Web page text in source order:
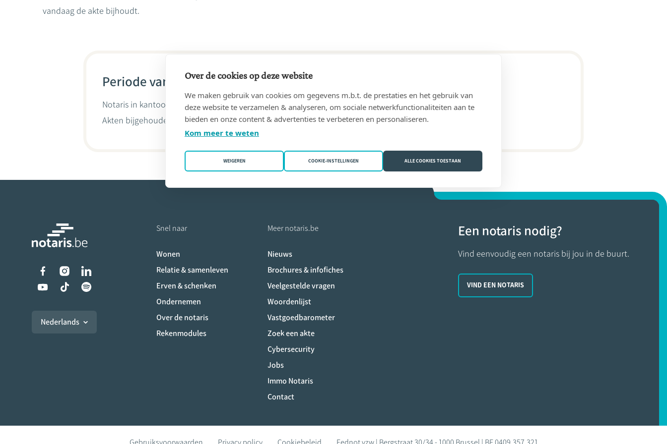
vandaag de akte bijhoudt.
Periode van 16/10/2023 tot heden
Notaris in kantoor Notaris Stephanie De Buysere (2610 Antwerpen (Wilrijk))
Akten bijgehouden doorStephanie De Buysere
Liens vers les réseaux sociaux
Nederlands
Snel naar
Wonen
Relatie & samenleven
Erven & schenken
Ondernemen
Over de notaris
Rekenmodules
Meer notaris.be
Nieuws
Brochures & infofiches
Veelgestelde vragen
Woordenlijst
Vastgoedbarometer
Zoek een akte
Cybersecurity
Jobs
Immo Notaris
Contact
Een notaris nodig?
Vind eenvoudig een notaris bij jou in de buurt.
VIND EEN NOTARIS
Over de cookies op deze website
We maken gebruik van cookies om gegevens m.b.t. de prestaties en het gebruik van
deze website te verzamelen & analyseren, om sociale netwerkfunctionaliteiten aan te
bieden en onze content & advertenties te verbeteren en personaliseren.
Kom meer te weten
WEIGEREN COOKIE-INSTELLINGEN ALLE COOKIES TOESTAAN